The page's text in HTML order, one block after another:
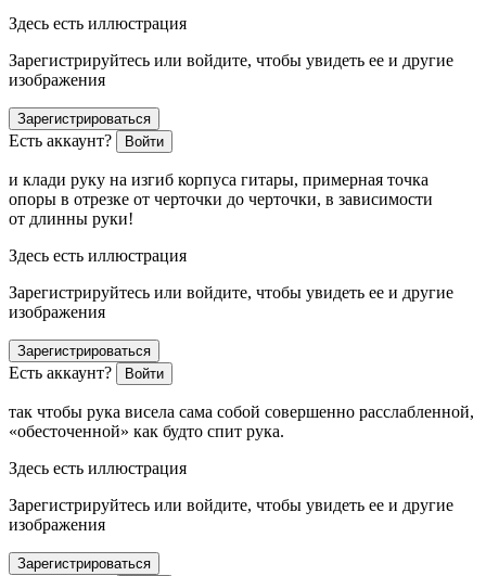
Здесь есть иллюстрация
Зарегистрируйтесь или войдите, чтобы увидеть ее и другие
изображения
Зарегистрироваться
Есть аккаунт? Войти
и клади руку на изгиб корпуса гитары, примерная точка
опоры в отрезке от черточки до черточки, в зависимости
от длинны руки!
Здесь есть иллюстрация
Зарегистрируйтесь или войдите, чтобы увидеть ее и другие
изображения
Зарегистрироваться
Есть аккаунт? Войти
так чтобы рука висела сама собой совершенно расслабленной,
«обесточенной» как будто спит рука.
Здесь есть иллюстрация
Зарегистрируйтесь или войдите, чтобы увидеть ее и другие
изображения
Зарегистрироваться